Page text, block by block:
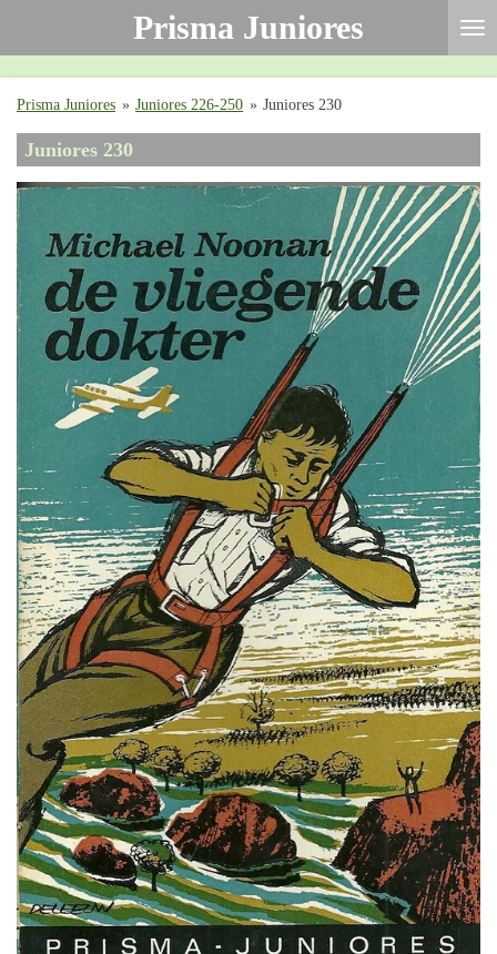
de
Prisma Juniores
Prisma Juniores » Juniores 226-250 » Juniores 230
Juniores 230